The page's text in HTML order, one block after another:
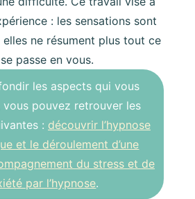
: les sensations sont
elles ne résument plus tout ce
passe en vous.
les aspects qui vous
vous pouvez retrouver les
: découvrir l’hypnose
et le déroulement d’une
du stress et de
par l’hypnose.